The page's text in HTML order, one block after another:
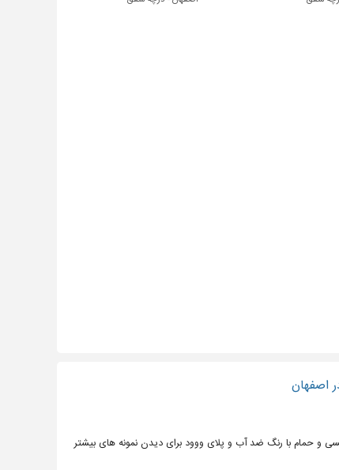
اصفهان
حمام با رنگ ضد آب و پلای ووود برای دیدن نمونه های بیشتر